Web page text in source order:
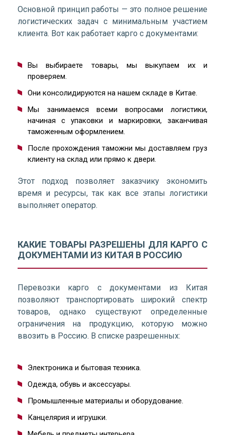
Основной принцип работы — это полное решение
логистических задач с минимальным участием
клиента. Вот как работает карго с документами:
Вы выбираете товары, мы выкупаем их и
проверяем.
Они консолидируются на нашем складе в Китае.
Мы занимаемся всеми вопросами логистики,
начиная с упаковки и маркировки, заканчивая
таможенным оформлением.
После прохождения таможни мы доставляем груз
клиенту на склад или прямо к двери.
Этот подход позволяет заказчику экономить
время и ресурсы, так как все этапы логистики
выполняет оператор.
КАКИЕ ТОВАРЫ РАЗРЕШЕНЫ ДЛЯ КАРГО С
ДОКУМЕНТАМИ ИЗ КИТАЯ В РОССИЮ
Перевозки карго с документами из Китая
позволяют транспортировать широкий спектр
товаров, однако существуют определенные
ограничения на продукцию, которую можно
ввозить в Россию. В списке разрешенных:
Электроника и бытовая техника.
Одежда, обувь и аксессуары.
Промышленные материалы и оборудование.
Канцелярия и игрушки.